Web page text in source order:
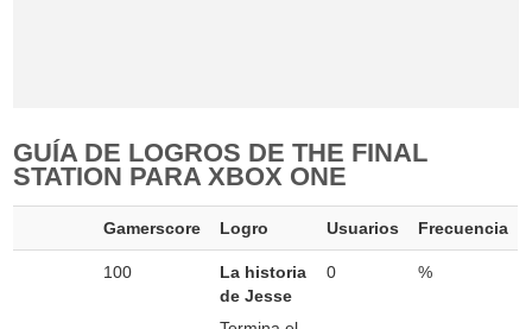
GUÍA DE LOGROS DE THE FINAL
STATION PARA XBOX ONE
Gamerscore Logro Usuarios Frecuencia
100
La historia
de Jesse
0 %